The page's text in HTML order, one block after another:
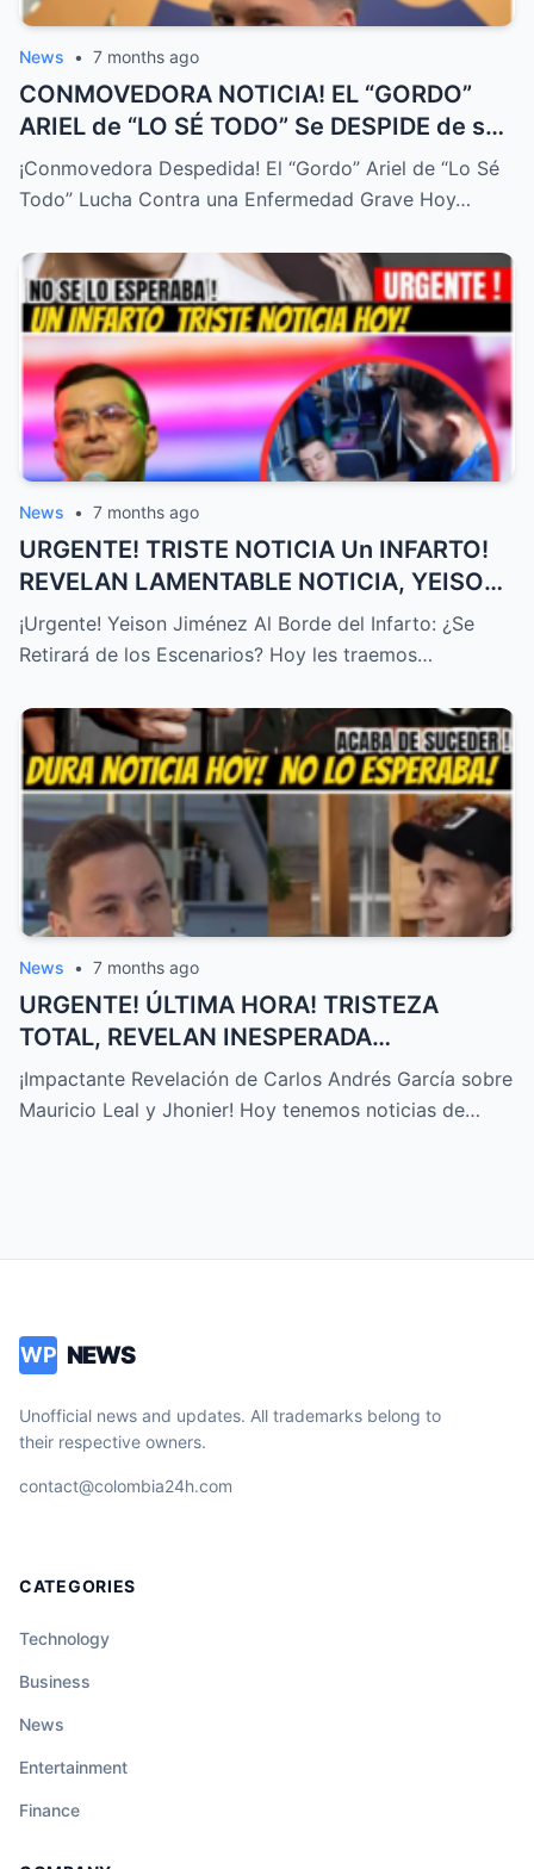
News • 7 months ago
CONMOVEDORA NOTICIA! EL “GORDO”
ARIEL de “LO SÉ TODO” Se DESPIDE de su
FAMILIA HOY! DURA ENFERMEDAD! – HTT
¡Conmovedora Despedida! El “Gordo” Ariel de “Lo Sé
Todo” Lucha Contra una Enfermedad Grave Hoy…
News • 7 months ago
URGENTE! TRISTE NOTICIA Un INFARTO!
REVELAN LAMENTABLE NOTICIA, YEISON
JIMÉNEZ HOY, ÚLTIMA HORA! – HTT
¡Urgente! Yeison Jiménez Al Borde del Infarto: ¿Se
Retirará de los Escenarios? Hoy les traemos…
News • 7 months ago
URGENTE! ÚLTIMA HORA! TRISTEZA
TOTAL, REVELAN INESPERADA
DECLARACIÓN Sobre MAURICIO LEAL,
JHONIER… – HTT
¡Impactante Revelación de Carlos Andrés García sobre
Mauricio Leal y Jhonier! Hoy tenemos noticias de…
WP NEWS
Unofficial news and updates. All trademarks belong to
their respective owners.
contact@colombia24h.com
CATEGORIES
Technology
Business
News
Entertainment
Finance